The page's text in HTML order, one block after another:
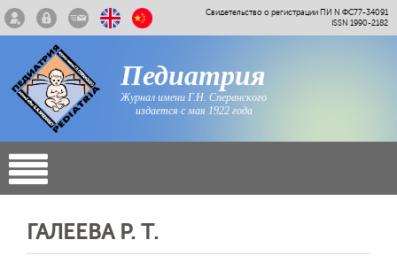
Свидетельство о регистрации ПИ N ФС77-34091
ISSN 1990-2182
Педиатрия
Журнал имени Г.Н. Сперанского
издается с мая 1922 года
ГАЛЕЕВА Р. Т.